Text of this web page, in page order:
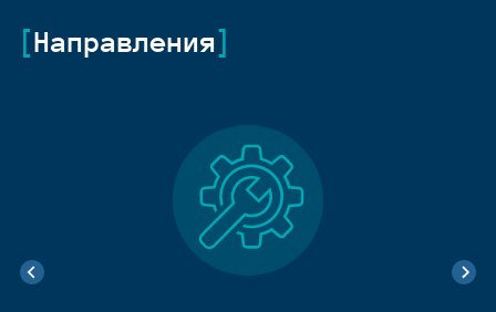
Направления